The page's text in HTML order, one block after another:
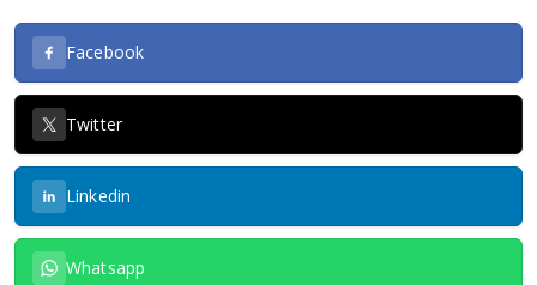
Facebook
Twitter
Linkedin
Whatsapp